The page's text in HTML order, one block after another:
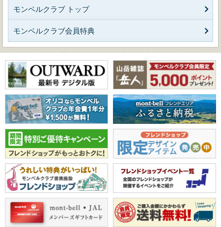
モンベルクラブ トップ
モンベルクラブ会員特典